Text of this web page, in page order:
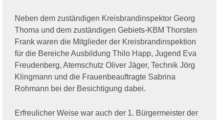
Neben dem zuständigen Kreisbrandinspektor Georg
Thoma und dem zuständigen Gebiets-KBM Thorsten
Frank waren die Mitglieder der Kreisbrandinspektion
für die Bereiche Ausbildung Thilo Happ, Jugend Eva
Freudenberg, Atemschutz Oliver Jäger, Technik Jörg
Klingmann und die Frauenbeauftragte Sabrina
Rohmann bei der Besichtigung dabei.
Erfreulicher Weise war auch der 1. Bürgermeister der